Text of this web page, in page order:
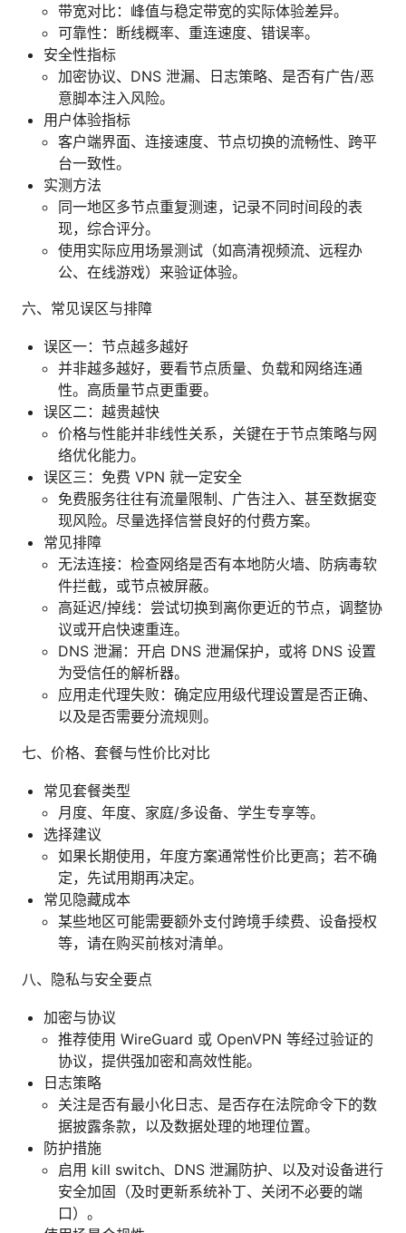
带宽对比：峰值与稳定带宽的实际体验差异。
可靠性：断线概率、重连速度、错误率。
安全性指标
加密协议、DNS 泄漏、日志策略、是否有广告/恶
意脚本注入风险。
用户体验指标
客户端界面、连接速度、节点切换的流畅性、跨平
台一致性。
实测方法
同一地区多节点重复测速，记录不同时间段的表
现，综合评分。
使用实际应用场景测试（如高清视频流、远程办
公、在线游戏）来验证体验。
六、常见误区与排障
误区一：节点越多越好
并非越多越好，要看节点质量、负载和网络连通
性。高质量节点更重要。
误区二：越贵越快
价格与性能并非线性关系，关键在于节点策略与网
络优化能力。
误区三：免费 VPN 就一定安全
免费服务往往有流量限制、广告注入、甚至数据变
现风险。尽量选择信誉良好的付费方案。
常见排障
无法连接：检查网络是否有本地防火墙、防病毒软
件拦截，或节点被屏蔽。
高延迟/掉线：尝试切换到离你更近的节点，调整协
议或开启快速重连。
DNS 泄漏：开启 DNS 泄漏保护，或将 DNS 设置
为受信任的解析器。
应用走代理失败：确定应用级代理设置是否正确、
以及是否需要分流规则。
七、价格、套餐与性价比对比
常见套餐类型
月度、年度、家庭/多设备、学生专享等。
选择建议
如果长期使用，年度方案通常性价比更高；若不确
定，先试用期再决定。
常见隐藏成本
某些地区可能需要额外支付跨境手续费、设备授权
等，请在购买前核对清单。
八、隐私与安全要点
加密与协议
推荐使用 WireGuard 或 OpenVPN 等经过验证的
协议，提供强加密和高效性能。
日志策略
关注是否有最小化日志、是否存在法院命令下的数
据披露条款，以及数据处理的地理位置。
防护措施
启用 kill switch、DNS 泄漏防护、以及对设备进行
安全加固（及时更新系统补丁、关闭不必要的端
口）。